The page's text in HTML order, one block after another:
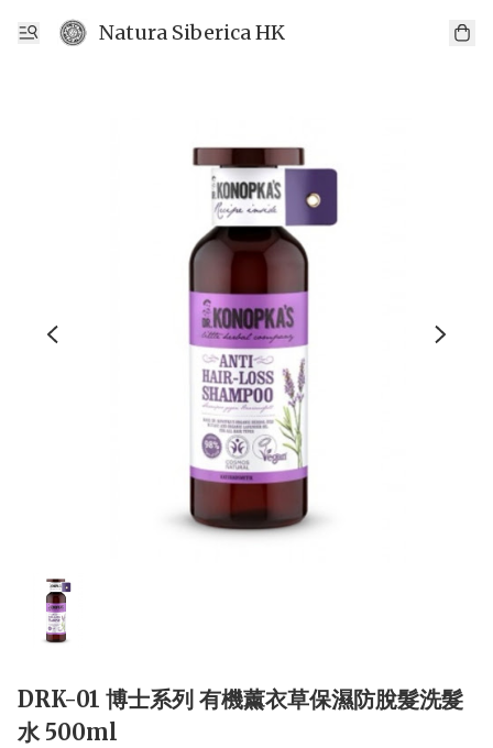
Natura Siberica HK
DRK-01 博士系列 有機薰衣草保濕防脫髮洗髮
水 500ml